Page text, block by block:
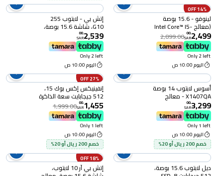
14% OFF
لينوفو - 15.6 بوصة
(معالج Intel Core™ I5-
13420h) ذاكرة وصول
عشوائي 16 جيجابايت،
قرص صلب SSD سعة 512
جيجابايت، بدون نظام
تشغيل (83k100emad)
2,499
.
00
SAR
2,899.00
Only 2 left
اليوم 10:00 ص
إتش بي - لابتوب 255
G10، شاشة 15.6 بوصة،
جيجابايت رام، AMD Ryzen
5 7535U (255 G10) (بدون
نظام تشغيل ويندوز)
2,539
.
00
SAR
Only 2 left
اليوم 10:00 ص
أسوس لابتوب 14 بوصة
X1407QA - معالج
كوالكوم - 512 جيجابايت
SSD - 16 جيجابايت رام،
أخضر
3,299
.
00
SAR
Only 1 left
اليوم 10:00 ص
خصم 200 ريال أو 20%
27% OFF
إنفينيكس إكس بوك 15،
512 جيجابايت سعة الذاكرة
الداخلية، 8 جيجابايت سعة
الرام، (AMDR5 YL51A5)
1,455
.
00
SAR
1,999.00
Only 1 left
اليوم 10:00 ص
خصم 200 ريال أو 20%
ديل لابتوب 15.6 بوصة،
18% OFF
إتش بي آر 10 لابتوب،